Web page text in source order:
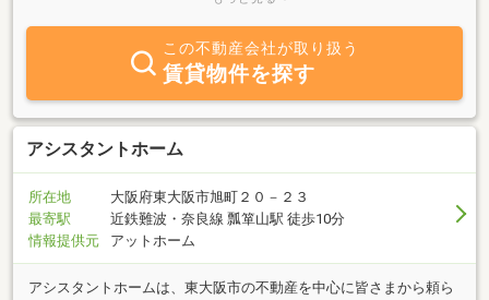
きます。不動産は一生で一番高い買い物ですので失敗すると人生ま
で狂いかねません。そのようなことのないように弁護士・司法書
士・税理士・土地家屋調査士・一級建築士・優良工務店・ファイナ
ンシャルプランナー・宅地建物取引主任者など不動産に関する専門
家をワンストップで利用できるシステムにしていますので安心して
ご相談ください。また、我社の社長はお客様向けに本の出版もして
お客様の喜びの声をたくさん聞けるように頑張っています。どうぞ
お気軽にご相談ください。
この不動産会社が取り扱う
賃貸物件を探す
アシスタントホーム
所在地
大阪府東大阪市旭町２０－２３
最寄駅
近鉄難波・奈良線 瓢箪山駅 徒歩10分
情報提供元
アットホーム
アシスタントホームは、東大阪市の不動産を中心に皆さまから頼ら